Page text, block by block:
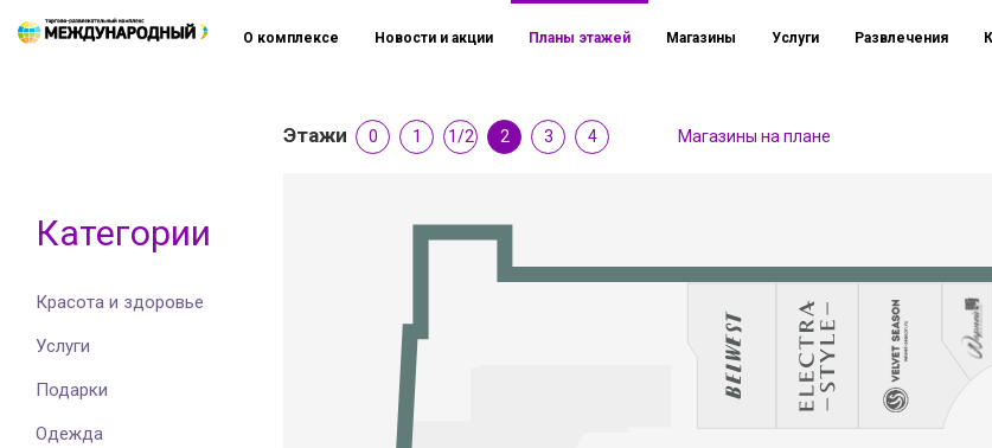
Категории
Красота и здоровье
Услуги
Подарки
Одежда
О комплексе Новости и акции Планы этажей Магазины Услуги Развлечения
Этажи 0 1 1/2 2 3 4 Магазины на плане